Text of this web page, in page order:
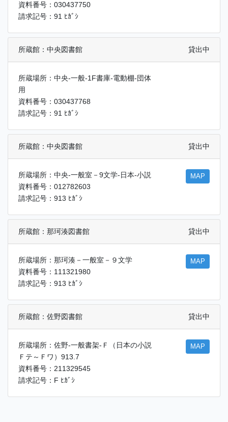
資料番号：030437750
請求記号：91 ﾋｶﾞｼ
所蔵館：中央図書館 貸出中
所蔵場所：中央-一般-1F書庫-電動棚-団体
用
資料番号：030437768
請求記号：91 ﾋｶﾞｼ
所蔵館：中央図書館 貸出中
所蔵場所：中央-一般室－9文学-日本-小説
資料番号：012782603
請求記号：913 ﾋｶﾞｼ
MAP
所蔵館：那珂湊図書館 貸出中
所蔵場所：那珂湊－一般室－９文学
資料番号：111321980
請求記号：913 ﾋｶﾞｼ
MAP
所蔵館：佐野図書館 貸出中
所蔵場所：佐野-一般書架-Ｆ（日本の小説
Ｆテ～Ｆワ）913.7
資料番号：211329545
請求記号：F ﾋｶﾞｼ
MAP